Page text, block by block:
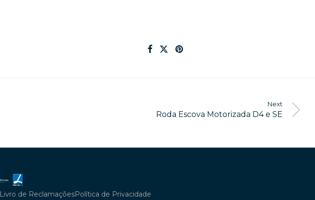
Next
Roda Escova Motorizada D4 e SE
Livro de ReclamaçõesPolítica de Privacidade